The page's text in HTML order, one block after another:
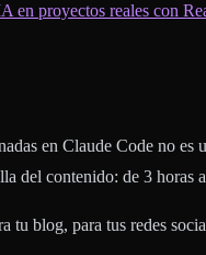
en proyectos reales con
en Claude Code no
del contenido: de 3 horas
tu blog, para tus redes